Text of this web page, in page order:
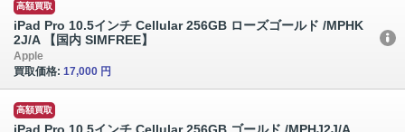
高額買取
iPad Pro 10.5インチ Cellular 256GB ローズゴールド /MPHK
2J/A 【国内 SIMFREE】
Apple
買取価格: 17,000 円
高額買取